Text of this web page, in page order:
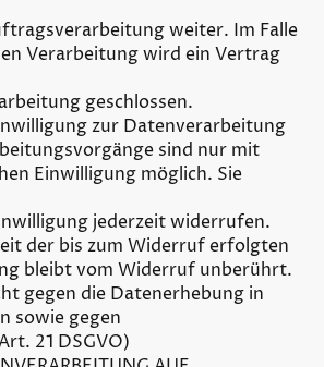
weiter. Im Falle
Verarbeitung wird ein Vertrag
geschlossen.
zur Datenverarbeitung
sind nur mit
Einwilligung möglich. Sie
jederzeit widerrufen.
der bis zum Widerruf erfolgten
bleibt vom Widerruf unberührt.
gegen die Datenerhebung in
sowie gegen
21 DSGVO)